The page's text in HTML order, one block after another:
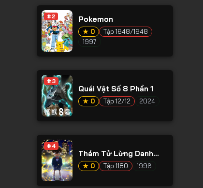
#2 Pokemon
★ 0
Tập 1648/1648
1997
#3
Quái Vật Số 8 Phần 1
★ 0 Tập 12/12 2024
#4
Thám Tử Lừng Danh
Conan
★ 0 Tập 1180 1996